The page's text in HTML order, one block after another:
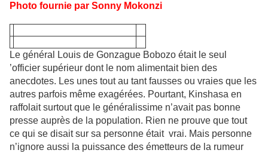
Photo fournie par Sonny Mokonzi
Le général Louis de Gonzague Bobozo était le seul
’officier supérieur dont le nom alimentait bien des
anecdotes. Les unes tout au tant fausses ou vraies que les
autres parfois même exagérées. Pourtant, Kinshasa en
raffolait surtout que le généralissime n’avait pas bonne
presse auprès de la population. Rien ne prouve que tout
ce qui se disait sur sa personne était vrai. Mais personne
n’ignore aussi la puissance des émetteurs de la rumeur